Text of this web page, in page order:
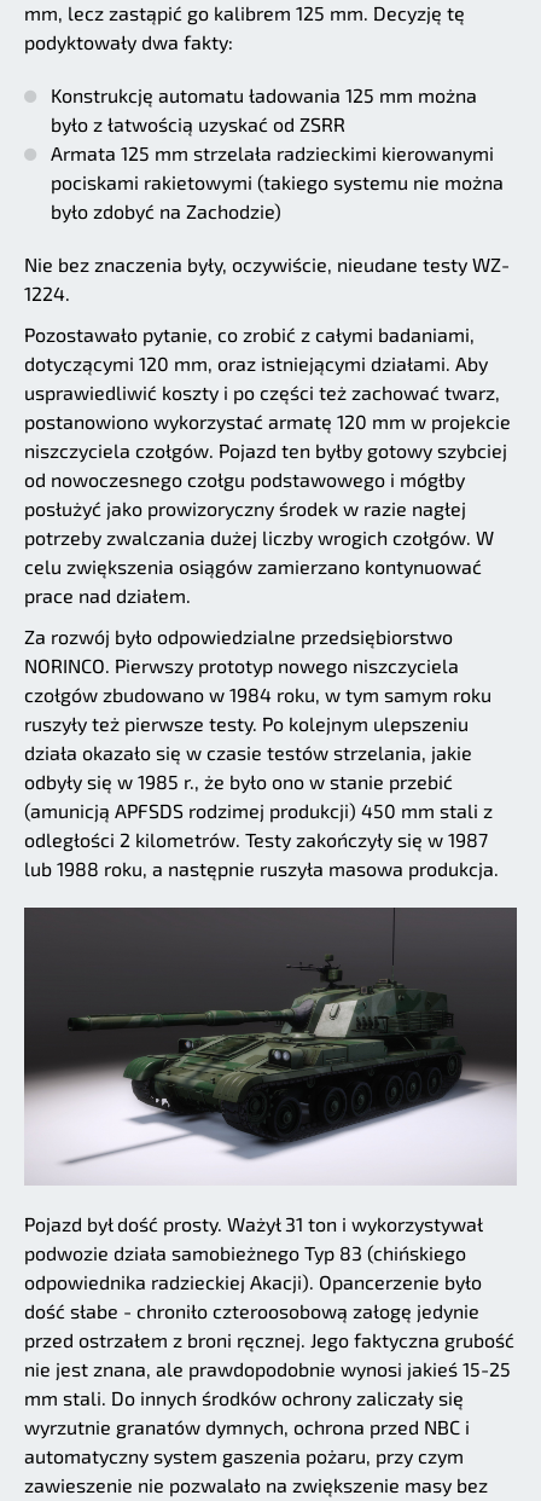
mm, lecz zastąpić go kalibrem 125 mm. Decyzję tę
podyktowały dwa fakty:
Konstrukcję automatu ładowania 125 mm można
było z łatwością uzyskać od ZSRR
Armata 125 mm strzelała radzieckimi kierowanymi
pociskami rakietowymi (takiego systemu nie można
było zdobyć na Zachodzie)
Nie bez znaczenia były, oczywiście, nieudane testy WZ-
1224.
Pozostawało pytanie, co zrobić z całymi badaniami,
dotyczącymi 120 mm, oraz istniejącymi działami. Aby
usprawiedliwić koszty i po części też zachować twarz,
postanowiono wykorzystać armatę 120 mm w projekcie
niszczyciela czołgów. Pojazd ten byłby gotowy szybciej
od nowoczesnego czołgu podstawowego i mógłby
posłużyć jako prowizoryczny środek w razie nagłej
potrzeby zwalczania dużej liczby wrogich czołgów. W
celu zwiększenia osiągów zamierzano kontynuować
prace nad działem.
Za rozwój było odpowiedzialne przedsiębiorstwo
NORINCO. Pierwszy prototyp nowego niszczyciela
czołgów zbudowano w 1984 roku, w tym samym roku
ruszyły też pierwsze testy. Po kolejnym ulepszeniu
działa okazało się w czasie testów strzelania, jakie
odbyły się w 1985 r., że było ono w stanie przebić
(amunicją APFSDS rodzimej produkcji) 450 mm stali z
odległości 2 kilometrów. Testy zakończyły się w 1987
lub 1988 roku, a następnie ruszyła masowa produkcja.
Pojazd był dość prosty. Ważył 31 ton i wykorzystywał
podwozie działa samobieżnego Typ 83 (chińskiego
odpowiednika radzieckiej Akacji). Opancerzenie było
dość słabe - chroniło czteroosobową załogę jedynie
przed ostrzałem z broni ręcznej. Jego faktyczna grubość
nie jest znana, ale prawdopodobnie wynosi jakieś 15-25
mm stali. Do innych środków ochrony zaliczały się
wyrzutnie granatów dymnych, ochrona przed NBC i
automatyczny system gaszenia pożaru, przy czym
zawieszenie nie pozwalało na zwiększenie masy bez